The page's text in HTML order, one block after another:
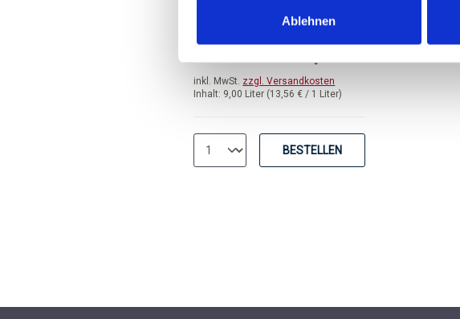
Ablehnen
Durchschnittliche Bewertung von 5 von 5 Sternen
Inhalt: 9,00 Liter (13,56 € / 1 Liter)
inkl. MwSt. zzgl. Versandkosten
122,00 €
BESTELLEN